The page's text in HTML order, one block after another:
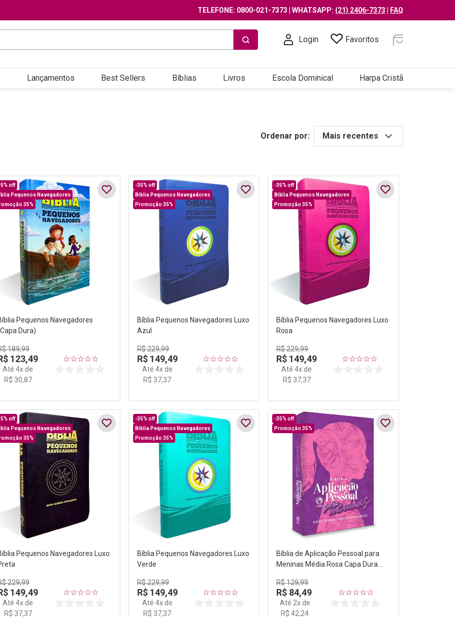
TELEFONE: 0800-021-7373 | WHATSAPP: (21) 2406-7373 FAQ
Login Favoritos
Lançamentos Best Sellers Bíblias Livros Escola Dominical Harpa Cristã
Ordenar por: Mais recentes
off
Pequenos Navegadores
35%
Pequenos Navegadores
Dura)
189,99
123,49
Até 4x de
R$ 30,87
☆☆☆☆☆
-35% off
Bíblia Pequenos Navegadores
Promoção 35%
Bíblia Pequenos Navegadores Luxo
Azul
R$229,99
R$ 149,49
Até 4x de
R$ 37,37
☆☆☆☆☆
-35% off
Bíblia Pequenos Navegadores
Promoção 35%
Bíblia Pequenos Navegadores Luxo
Rosa
R$229,99
R$ 149,49
Até4x de
R$ 37,37
☆☆☆☆☆
off
Pequenos Navegadores
35%
Pequenos Navegadores Luxo
229,99
149,49
Até 4x de
R$ 37,37
☆☆☆☆☆
-35% off
Bíblia Pequenos Navegadores
Promoção 35%
Bíblia Pequenos Navegadores Luxo
Verde
R$229,99
R$ 149,49
Até 4x de
R$ 37,37
☆☆☆☆☆
-35% off
Promoção 35%
Bíblia de Aplicação Pessoal para
Meninas Média Rosa Capa Dura
R$129,99
R$ 84,49
Até 2x de
R$ 42,24
☆☆☆☆☆